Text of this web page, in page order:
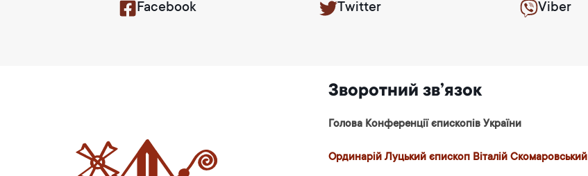
Facebook Twitter Viber
Зворотний зв’язок
Голова Конференції єпископів України
Ординарій Луцький єпископ Віталій Скомаровський